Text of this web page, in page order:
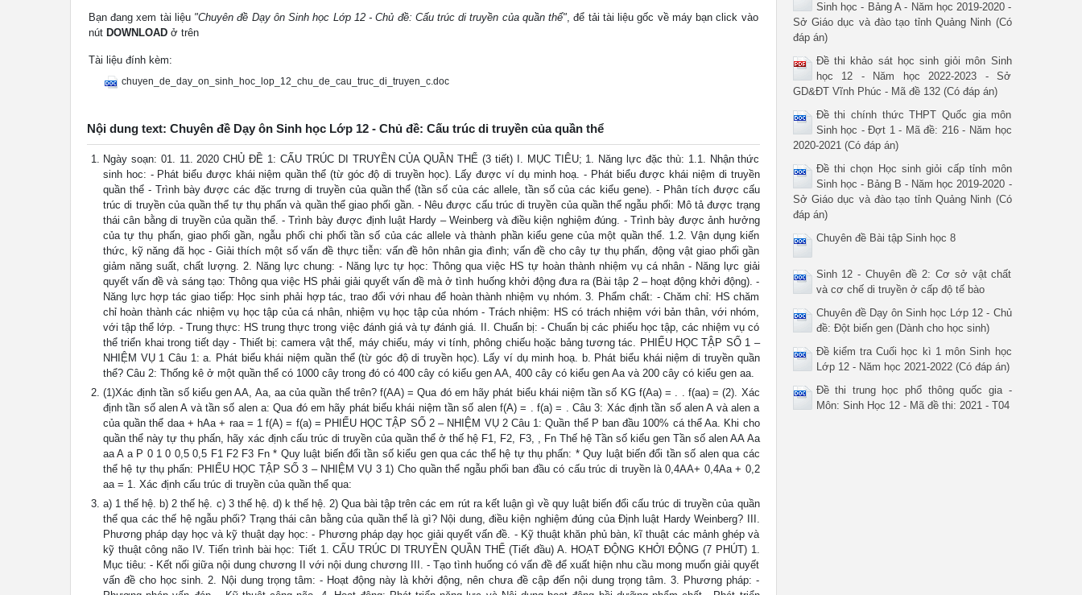
Bạn đang xem tài liệu "Chuyên đề Dạy ôn Sinh học Lớp 12 - Chủ đề: Cấu trúc di truyền của quần thể", để tải tài liệu gốc về máy bạn click vào
nút DOWNLOAD ở trên
Tài liệu đính kèm:
chuyen_de_day_on_sinh_hoc_lop_12_chu_de_cau_truc_di_truyen_c.doc
Nội dung text: Chuyên đề Dạy ôn Sinh học Lớp 12 - Chủ đề: Cấu trúc di truyền của quần thể
Ngày soạn: 01. 11. 2020 CHỦ ĐỀ 1: CẤU TRÚC DI TRUYỀN CỦA QUẦN THỂ (3 tiết) I. MỤC TIÊU; 1. Năng lực đặc thù: 1.1. Nhận thức
sinh hoc: - Phát biểu được khái niệm quần thể (từ góc độ di truyền học). Lấy được ví dụ minh hoạ. - Phát biểu được khái niệm di truyền
quần thể - Trình bày được các đặc trưng di truyền của quần thể (tần số của các allele, tần số của các kiểu gene). - Phân tích được cấu
trúc di truyền của quần thể tự thụ phấn và quần thể giao phối gần. - Nêu được cấu trúc di truyền của quần thể ngẫu phối: Mô tả được trạng
thái cân bằng di truyền của quần thể. - Trình bày được định luật Hardy – Weinberg và điều kiện nghiệm đúng. - Trình bày được ảnh hưởng
của tự thụ phấn, giao phối gần, ngẫu phối chi phối tần số của các allele và thành phần kiểu gene của một quần thể. 1.2. Vận dụng kiến
thức, kỹ năng đã học - Giải thích một số vấn đề thực tiễn: vấn đề hôn nhân gia đình; vấn đề cho cây tự thụ phấn, động vật giao phối gần
giảm năng suất, chất lượng. 2. Năng lực chung: - Năng lực tự học: Thông qua việc HS tự hoàn thành nhiệm vụ cá nhân - Năng lực giải
quyết vấn đề và sáng tạo: Thông qua việc HS phải giải quyết vấn đề mà ở tình huống khởi động đưa ra (Bài tập 2 – hoạt động khởi động). -
Năng lực hợp tác giao tiếp: Học sinh phải hợp tác, trao đổi với nhau để hoàn thành nhiệm vụ nhóm. 3. Phẩm chất: - Chăm chỉ: HS chăm
chỉ hoàn thành các nhiệm vụ học tập của cá nhân, nhiệm vụ học tập của nhóm - Trách nhiệm: HS có trách nhiệm với bản thân, với nhóm,
với tập thể lớp. - Trung thực: HS trung thực trong việc đánh giá và tự đánh giá. II. Chuẩn bị: - Chuẩn bị các phiếu học tập, các nhiệm vụ có
thể triển khai trong tiết dạy - Thiết bị: camera vật thể, máy chiếu, máy vi tính, phông chiếu hoặc bảng tương tác. PHIẾU HỌC TẬP SỐ 1 –
NHIỆM VỤ 1 Câu 1: a. Phát biểu khái niệm quần thể (từ góc độ di truyền học). Lấy ví dụ minh hoạ. b. Phát biểu khái niệm di truyền quần
thể? Câu 2: Thống kê ở một quần thể có 1000 cây trong đó có 400 cây có kiểu gen AA, 400 cây có kiểu gen Aa và 200 cây có kiểu gen aa.
(1)Xác định tần số kiểu gen AA, Aa, aa của quần thể trên? f(AA) = Qua đó em hãy phát biểu khái niệm tần số KG f(Aa) = . . f(aa) = (2). Xác
định tần số alen A và tần số alen a: Qua đó em hãy phát biểu khái niệm tần số alen f(A) = . f(a) = . Câu 3: Xác định tần số alen A và alen a
của quần thể daa + hAa + raa = 1 f(A) = f(a) = PHIẾU HỌC TẬP SỐ 2 – NHIỆM VỤ 2 Câu 1: Quần thể P ban đầu 100% cá thể Aa. Khi cho
quần thể này tự thụ phấn, hãy xác định cấu trúc di truyền của quần thể ở thế hệ F1, F2, F3, , Fn Thế hệ Tần số kiểu gen Tần số alen AA Aa
aa A a P 0 1 0 0,5 0,5 F1 F2 F3 Fn * Quy luật biến đổi tần số kiểu gen qua các thể hệ tự thụ phấn: * Quy luật biến đổi tần số alen qua các
thể hệ tự thụ phấn: PHIẾU HỌC TẬP SỐ 3 – NHIỆM VỤ 3 1) Cho quần thể ngẫu phối ban đầu có cấu trúc di truyền là 0,4AA+ 0,4Aa + 0,2
aa = 1. Xác định cấu trúc di truyền của quần thể qua:
a) 1 thế hệ. b) 2 thế hệ. c) 3 thế hệ. d) k thế hệ. 2) Qua bài tập trên các em rút ra kết luận gì về quy luật biến đổi cấu trúc di truyền của quần
thể qua các thế hệ ngẫu phối? Trạng thái cân bằng của quần thể là gì? Nội dung, điều kiện nghiệm đúng của Định luật Hardy Weinberg? III.
Phương pháp dạy học và kỹ thuật dạy học: - Phương pháp dạy học giải quyết vấn đề. - Kỹ thuật khăn phủ bàn, kĩ thuật các mảnh ghép và
kỹ thuật công não IV. Tiến trình bài học: Tiết 1. CẤU TRÚC DI TRUYỀN QUẦN THỂ (Tiết đầu) A. HOẠT ĐỘNG KHỞI ĐỘNG (7 PHÚT) 1.
Mục tiêu: - Kết nối giữa nội dung chương II với nội dung chương III. - Tạo tình huống có vấn đề để xuất hiện nhu cầu mong muốn giải quyết
vấn đề cho học sinh. 2. Nội dung trọng tâm: - Hoạt động này là khởi động, nên chưa đề cập đến nội dung trọng tâm. 3. Phương pháp: -
Sinh học - Bảng A - Năm học 2019-2020 -
Sở Giáo dục và đào tạo tỉnh Quảng Ninh (Có
đáp án)
Đề thi khảo sát học sinh giỏi môn Sinh
học 12 - Năm học 2022-2023 - Sở
GD&ĐT Vĩnh Phúc - Mã đề 132 (Có đáp án)
Đề thi chính thức THPT Quốc gia môn
Sinh học - Đợt 1 - Mã đề: 216 - Năm học
2020-2021 (Có đáp án)
Đề thi chọn Học sinh giỏi cấp tỉnh môn
Sinh học - Bảng B - Năm học 2019-2020 -
Sở Giáo dục và đào tạo tỉnh Quảng Ninh (Có
đáp án)
Chuyên đề Bài tập Sinh học 8
Sinh 12 - Chuyên đề 2: Cơ sở vật chất
và cơ chế di truyền ở cấp độ tế bào
Chuyên đề Dạy ôn Sinh học Lớp 12 - Chủ
đề: Đột biến gen (Dành cho học sinh)
Đề kiểm tra Cuối học kì 1 môn Sinh học
Lớp 12 - Năm học 2021-2022 (Có đáp án)
Đề thi trung học phổ thông quốc gia -
Môn: Sinh Học 12 - Mã đề thi: 2021 - T04